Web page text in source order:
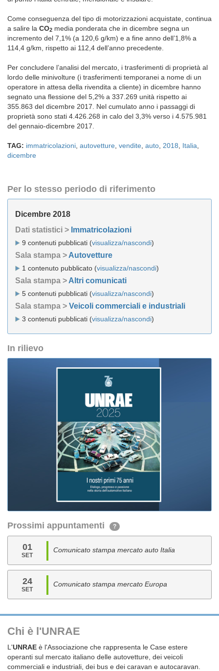
Come conseguenza del tipo di motorizzazioni acquistate, continua
a salire la CO2 media ponderata che in dicembre segna un
incremento del 7,1% (a 120,6 g/km) e a fine anno dell’1,8% a
114,4 g/km, rispetto ai 112,4 dell’anno precedente.
Per concludere l’analisi del mercato, i trasferimenti di proprietà al
lordo delle minivolture (i trasferimenti temporanei a nome di un
operatore in attesa della rivendita a cliente) in dicembre hanno
segnato una flessione del 5,2% a 337.269 unità rispetto ai
355.863 del dicembre 2017. Nel cumulato anno i passaggi di
proprietà sono stati 4.426.268 in calo del 3,3% verso i 4.575.981
del gennaio-dicembre 2017.
TAG: immatricolazioni autovetture vendite auto 2018 Italia
dicembre
Per lo stesso periodo di riferimento
Dicembre 2018
Dati statistici > Immatricolazioni
9 contenuti pubblicati (visualizza/nascondi)
Sala stampa > Autovetture
1 contenuto pubblicato (visualizza/nascondi)
Sala stampa > Altri comunicati
5 contenuti pubblicati (visualizza/nascondi)
Sala stampa > Veicoli commerciali e industriali
3 contenuti pubblicati (visualizza/nascondi)
In rilievo
Prossimi appuntamenti ?
01
SET
Comunicato stampa mercato auto Italia
24
SET
Comunicato stampa mercato Europa
Chi è l'UNRAE
L'UNRAE è l'Associazione che rappresenta le Case estere
operanti sul mercato italiano delle autovetture, dei veicoli
commerciali e industriali, dei bus e dei caravan e autocaravan.